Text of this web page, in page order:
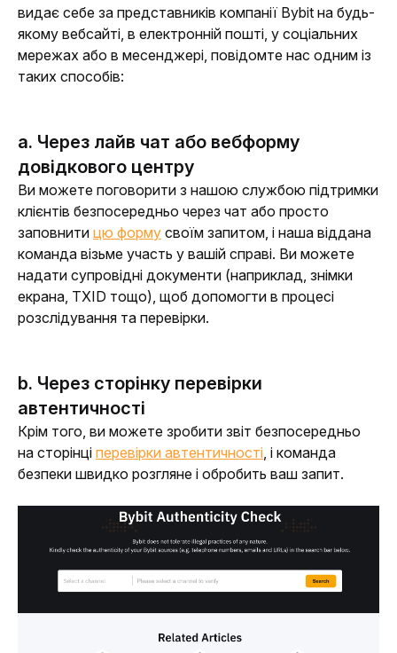
видає себе за представників компанії Bybit на будь-
якому вебсайті, в електронній пошті, у соціальних
мережах або в месенджері, повідомте нас одним із
таких способів:
a. Через лайв чат або вебформу
довідкового центру
Ви можете поговорити з нашою службою підтримки
клієнтів безпосередньо через чат або просто
заповнити цю форму своїм запитом, і наша віддана
команда візьме участь у вашій справі. Ви можете
надати супровідні документи (наприклад, знімки
екрана, TXID тощо), щоб допомогти в процесі
розслідування та перевірки.
b. Через сторінку перевірки
автентичності
Крім того, ви можете зробити звіт безпосередньо
на сторінці перевірки автентичності, і команда
безпеки швидко розгляне і обробить ваш запит.